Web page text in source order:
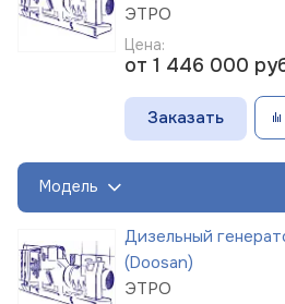
ЭТРО
Цена:
от 1 446 000
Заказать
Модель
Дизельный
(Doosan)
ЭТРО